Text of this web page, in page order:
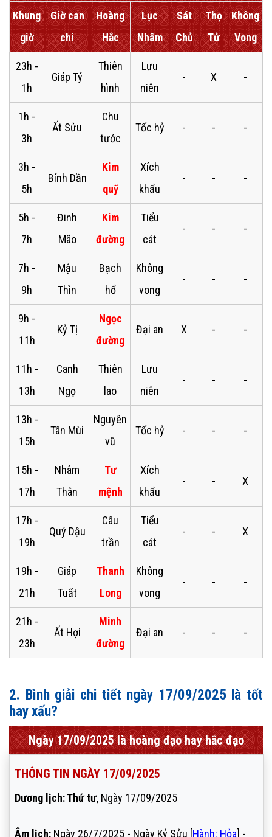
Khung
giờ
Giờ can
chi
Hoàng
Hắc
Lục
Nhâm
Sát
Chủ
Thọ
Tử
Không
Vong
23h -
1h
Giáp Tý
Thiên
hình
Lưu
niên
- X -
1h -
3h
Ất Sửu
Chu
tước
Tốc hỷ - - -
3h -
5h
Bính Dần
Kim
quỹ
Xích
khẩu
- - -
5h -
7h
Đinh
Mão
Kim
đường
Tiểu
cát
- - -
7h -
9h
Mậu
Thìn
Bạch
hổ
Không
vong
- - -
9h -
11h
Kỷ Tị
Ngọc
đường
Đại an X - -
11h -
13h
Canh
Ngọ
Thiên
lao
Lưu
niên
- - -
13h -
15h
Tân Mùi
Nguyên
vũ
Tốc hỷ - - -
15h -
17h
Nhâm
Thân
Tư
mệnh
Xích
khẩu
- - X
17h -
19h
Quý Dậu
Câu
trần
Tiểu
cát
- - X
19h -
21h
Giáp
Tuất
Thanh
Long
Không
vong
- - -
21h -
23h
Ất Hợi
Minh
đường
Đại an - - -
2. Bình giải chi tiết ngày 17/09/2025 là tốt
hay xấu?
Ngày 17/09/2025 là hoàng đạo hay hắc đạo
THÔNG TIN NGÀY 17/09/2025
Dương lịch: Thứ tư, Ngày 17/09/2025
Âm lịch: Ngày 26/7/2025 - Ngày Kỷ Sửu [Hành: Hỏa] -